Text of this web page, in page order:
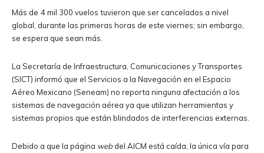
Más de 4 mil 300 vuelos tuvieron que ser cancelados a nivel
global, durante las primeras horas de este viernes; sin embargo,
se espera que sean más.
La Secretaría de Infraestructura, Comunicaciones y Transportes
(SICT) informó que el Servicios a la Navegación en el Espacio
Aéreo Mexicano (Seneam) no reporta ninguna afectación a los
sistemas de navegación aérea ya que utilizan herramientas y
sistemas propios que están blindados de interferencias externas.
Debido a que la página webdel AICM está caída, la única vía para